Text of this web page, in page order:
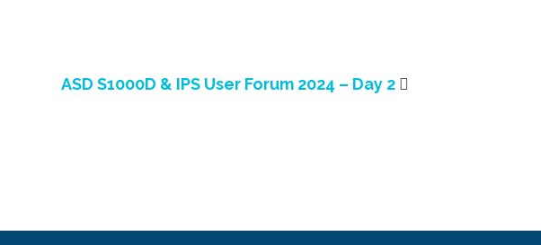
ASD S1000D & IPS User Forum 2024 – Day 2